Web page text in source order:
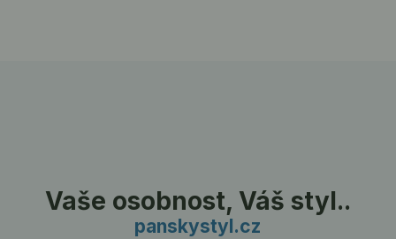
Vaše osobnost, Váš styl..
panskystyl.cz